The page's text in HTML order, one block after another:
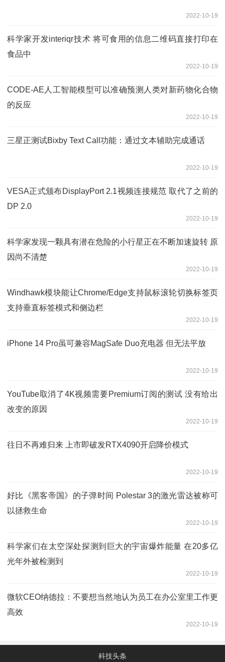
2022-10-19
科学家开发interiqr技术 将可食用的信息二维码直接打印在
食品中
2022-10-19
CODE-AE人工智能模型可以准确预测人类对新药物化合物
的反应
2022-10-19
三星正测试Bixby Text Call功能：通过文本辅助完成通话
2022-10-19
VESA正式颁布DisplayPort 2.1视频连接规范 取代了之前的
DP 2.0
2022-10-19
科学家发现一颗具有潜在危险的小行星正在不断加速旋转 原
因尚不清楚
2022-10-19
Windhawk模块能让Chrome/Edge支持鼠标滚轮切换标签页
支持垂直标签模式和侧边栏
2022-10-19
iPhone 14 Pro虽可兼容MagSafe Duo充电器 但无法平放
2022-10-19
YouTube取消了4K视频需要Premium订阅的测试 没有给出
改变的原因
2022-10-19
往日不再难归来 上市即破发RTX4090开启降价模式
2022-10-19
好比《黑客帝国》的子弹时间 Polestar 3的激光雷达被称可
以拯救生命
2022-10-19
科学家们在太空深处探测到巨大的宇宙爆炸能量 在20多亿
光年外被检测到
2022-10-19
微软CEO纳德拉：不要想当然地认为员工在办公室里工作更
高效
2022-10-19
科技头条